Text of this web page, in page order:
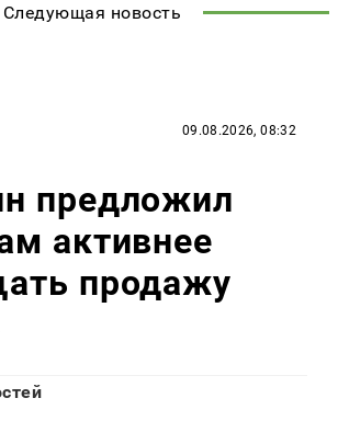
Следующая новость
09.08.2026, 08:32
предложил
активнее
продажу